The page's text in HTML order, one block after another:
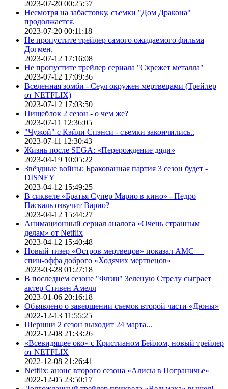
2023-07-20 00:25:57
Несмотря на забастовку, съемки "Дом Дракона"
продолжается.
2023-07-20 00:11:18
Не пропустите трейлер самого ожидаемого фильма
Догмен.
2023-07-12 17:16:08
Не пропустите трейлер сериала "Скрежет металла"
2023-07-12 17:09:36
Вселенная зомби - Сеул окружен мертвецами (Трейлер
от NETFLIX)
2023-07-12 17:03:50
Пищеблок 2 сезон - о чем же?
2023-07-11 12:36:05
"Чужой" с Кэйли Спэнси - съемки закончились..
2023-07-11 12:30:43
Жизнь после SEGA: «Перерождение дяди»
2023-04-19 10:05:22
Звёздные войны: Бракованная партия 3 сезон будет -
DISNEY
2023-04-12 15:49:25
В сиквеле «Братья Супер Марио в кино» - Педро
Паскаль озвучит Варио?
2023-04-12 15:44:27
Анимационный сериал аналога «Очень странным
делам» от Netflix
2023-04-12 15:40:48
Новый тизер «Остров мертвецов» показал АМС —
спин-оффа доброго «Ходячих мертвецов»
2023-03-28 01:27:18
В последнем сезоне "Флэш" Зеленую Стрелу сыграет
актер Стивен Амелл
2023-01-06 20:16:18
Объявлено о завершении съемок второй части «Дюны»
2022-12-13 11:55:25
Шершни 2 сезон выходит 24 марта...
2022-12-08 21:33:26
«Всевидящее око» с Кристианом Бейлом, новый трейлер
от NETFLIX
2022-12-08 21:26:41
Netflix: анонс второго сезона «Алисы в Пограничье»
2022-12-05 23:50:17